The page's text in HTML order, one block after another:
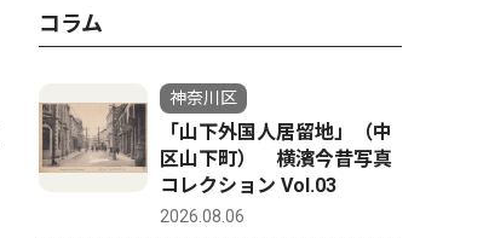
コラム
神奈川区
「山下外国人居留地」（中
区山下町） 横濱今昔写真
コレクション Vol.03
2026.08.06